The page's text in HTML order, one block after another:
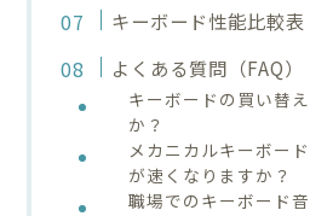
キーボード性能比較表
よくある質問（FAQ）
キーボードの買い替
か？
メカニカルキーボー
が速くなりますか？
職場でのキーボード